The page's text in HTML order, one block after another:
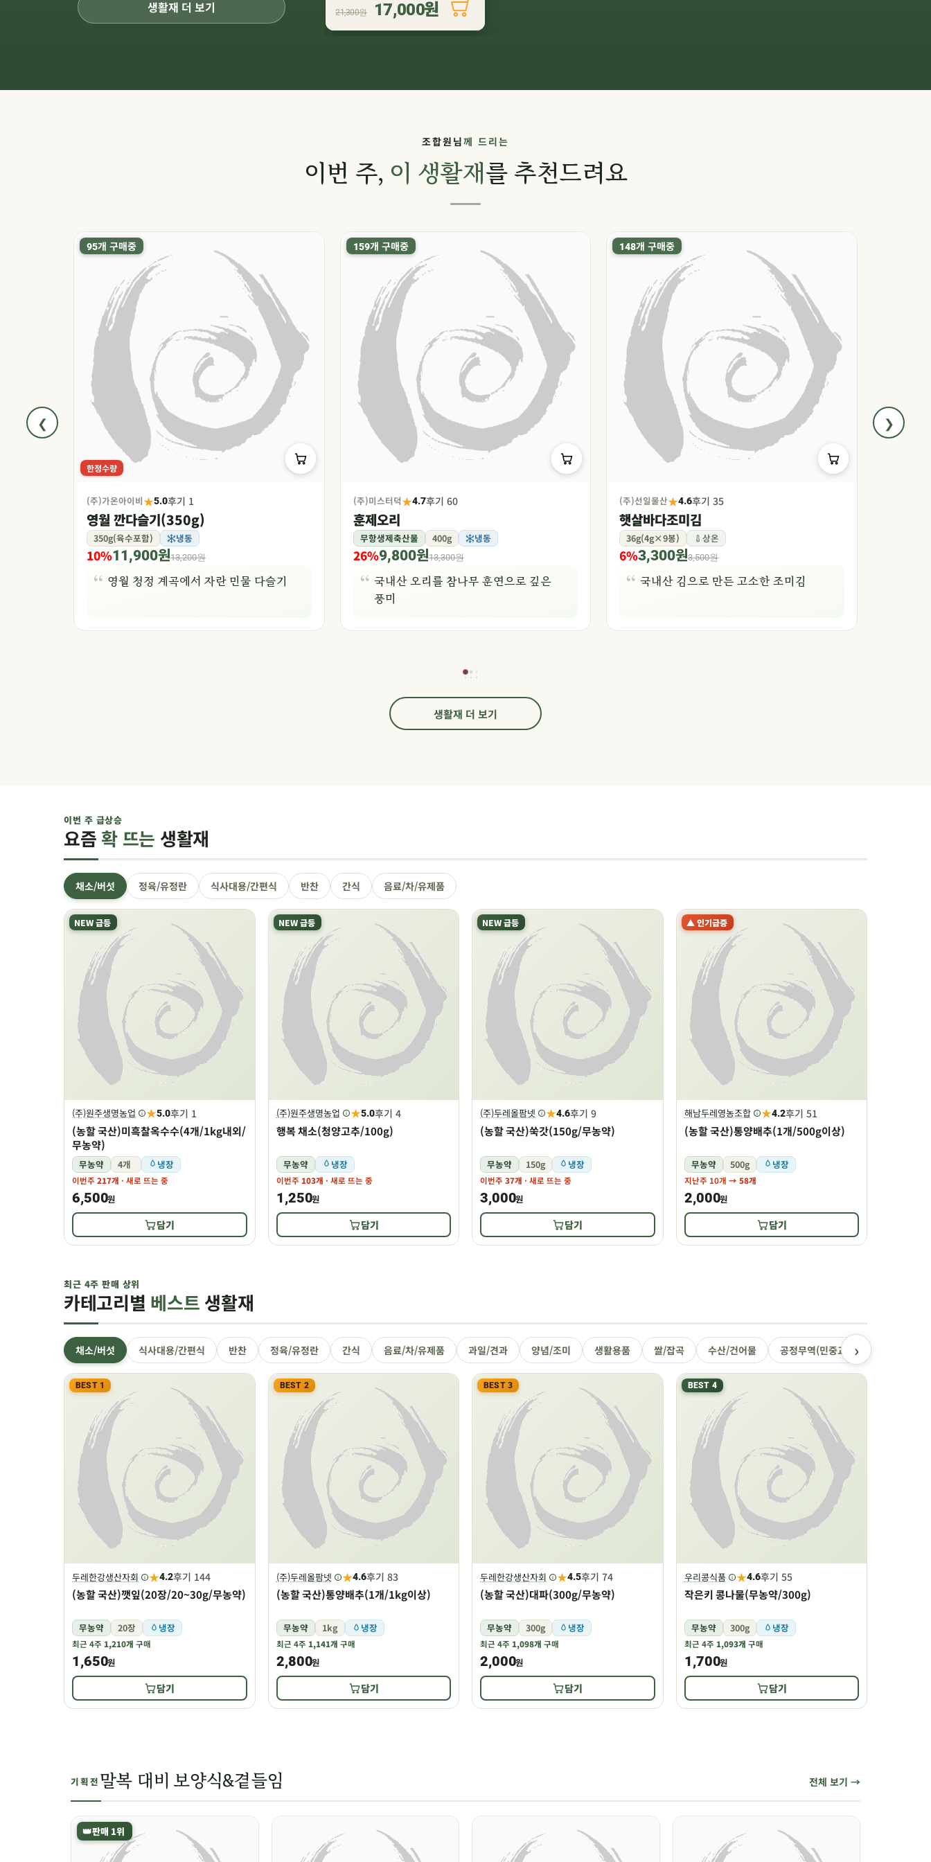
생활재 더 보기 21,300원 17,000원
조합원님께 드리는
이번 주, 이 생활재를 추천드려요
95개 구매중
한정수량
(주)가온아이비★5.0후기 1
영월 깐다슬기(350g)
350g(육수포함) 냉동
10%11,900원13,200원
영월 청정 계곡에서 자란 민물 다슬기
159개 구매중
(주)미스터덕★4.7후기 60
훈제오리
무항생제축산물 400g 냉동
26%9,800원13,300원
국내산 오리를 참나무 훈연으로 깊은
풍미
148개 구매중
(주)선일물산★4.6후기 35
햇살바다조미김
36g(4g×9봉) 상온
6%3,300원3,500원
국내산 김으로 만든 고소한 조미김
❮ ❯
생활재 더 보기
이번 주 급상승
요즘 확 뜨는 생활재
채소/버섯 정육/유정란 식사대용/간편식 반찬 간식 음료/차/유제품
NEW 급등
(주)원주생명농업 ★5.0후기 1
(농할 국산)미흑찰옥수수(4개/1kg내외/
무농약)
무농약 4개 냉장
이번주 217개 · 새로 뜨는 중
6,500원
담기
NEW 급등
(주)원주생명농업 ★5.0후기 4
행복 채소(청양고추/100g)
무농약 냉장
이번주 103개 · 새로 뜨는 중
1,250원
담기
NEW 급등
(주)두레올팜넷 ★4.6후기 9
(농할 국산)쑥갓(150g/무농약)
무농약 150g 냉장
이번주 37개 · 새로 뜨는 중
3,000원
담기
▲ 인기급증
해남두레영농조합 ★4.2후기 51
(농할 국산)통양배추(1개/500g이상)
무농약 500g 냉장
지난주 10개 → 58개
2,000원
담기
최근 4주 판매 상위
카테고리별 베스트 생활재
채소/버섯 식사대용/간편식 반찬 정육/유정란 간식 음료/차/유제품 과일/견과 양념/조미 생활용품 쌀/잡곡 수산/건어물 공정무역(민중교역)
›
BEST 1
두레한강생산자회 ★4.2후기 144
(농할 국산)깻잎(20장/20~30g/무농약)
무농약 20장 냉장
최근 4주 1,210개 구매
1,650원
담기
BEST 2
(주)두레올팜넷 ★4.6후기 83
(농할 국산)통양배추(1개/1kg이상)
무농약 1kg 냉장
최근 4주 1,141개 구매
2,800원
담기
BEST 3
두레한강생산자회 ★4.5후기 74
(농할 국산)대파(300g/무농약)
무농약 300g 냉장
최근 4주 1,098개 구매
2,000원
담기
BEST 4
우리콩식품 ★4.6후기 55
작은키 콩나물(무농약/300g)
무농약 300g 냉장
최근 4주 1,093개 구매
1,700원
담기
기획전 말복 대비 보양식&곁들임 전체 보기 →
👑판매 1위